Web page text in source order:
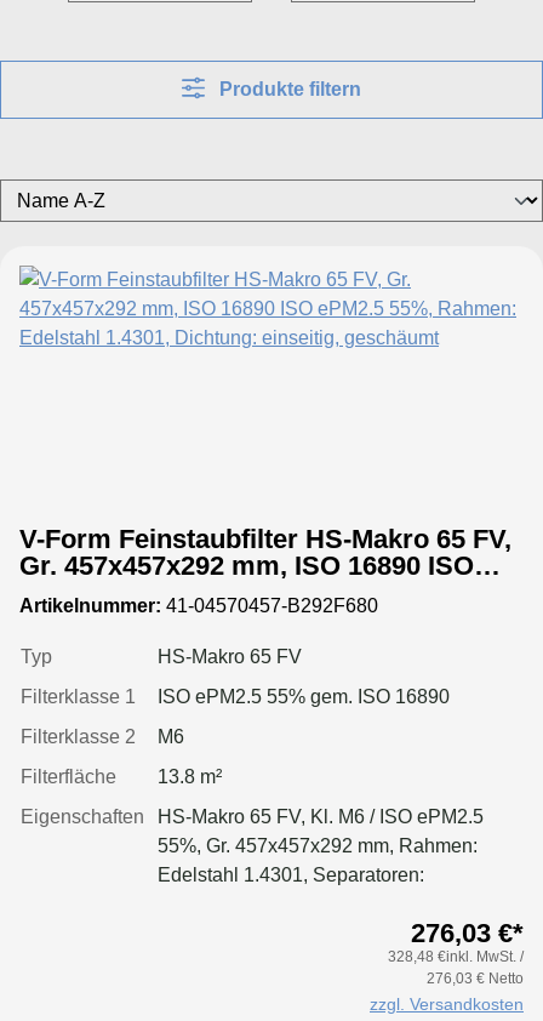
Produkte filtern
V-Form Feinstaubfilter HS-Makro 65 FV,
Gr. 457x457x292 mm, ISO 16890 ISO
ePM2.5 55%, Rahmen: Edelstahl 1.4301,
Dichtung: einseitig, geschäumt
Artikelnummer: 41-04570457-B292F680
Typ
HS-Makro 65 FV
Filterklasse 1
ISO ePM2.5 55% gem. ISO 16890
Filterklasse 2
M6
Filterfläche
13.8 m²
Eigenschaften
HS-Makro 65 FV, Kl. M6 / ISO ePM2.5
55%, Gr. 457x457x292 mm, Rahmen:
Edelstahl 1.4301, Separatoren:
276,03 €*
328,48 €inkl. MwSt. /
276,03 € Netto
zzgl. Versandkosten